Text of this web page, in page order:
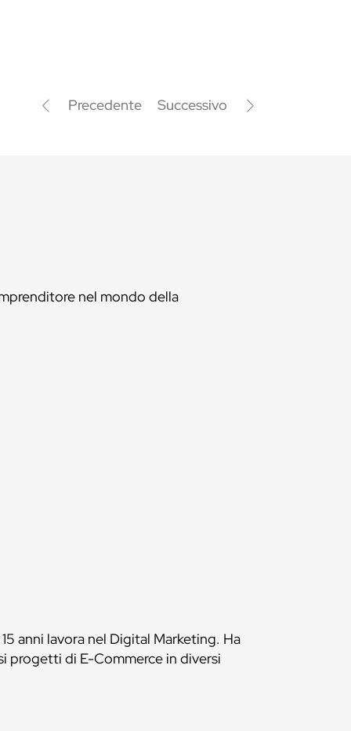
Precedente Successivo
nel mondo della
anni lavora nel Digital Marketing. Ha
progetti di E-Commerce in diversi